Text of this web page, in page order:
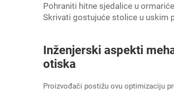
Pohraniti hitne sjedalice u
Skrivati gostujuće stolice u uskim
Inženjerski aspekti
otiska
Proizvođači postižu ovu optimizaciju